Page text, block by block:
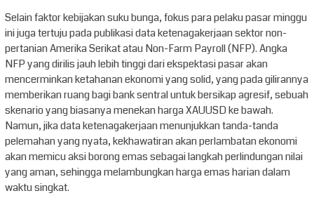
Selain faktor kebijakan suku bunga, fokus para pelaku pasar minggu
ini juga tertuju pada publikasi data ketenagakerjaan sektor non-
pertanian Amerika Serikat atau Non-Farm Payroll (NFP). Angka
NFP yang dirilis jauh lebih tinggi dari ekspektasi pasar akan
mencerminkan ketahanan ekonomi yang solid, yang pada gilirannya
memberikan ruang bagi bank sentral untuk bersikap agresif, sebuah
skenario yang biasanya menekan harga XAUUSD ke bawah.
Namun, jika data ketenagakerjaan menunjukkan tanda-tanda
pelemahan yang nyata, kekhawatiran akan perlambatan ekonomi
akan memicu aksi borong emas sebagai langkah perlindungan nilai
yang aman, sehingga melambungkan harga emas harian dalam
waktu singkat.